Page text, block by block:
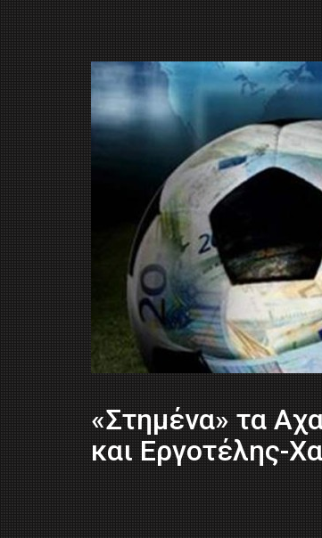
«Στημένα» τα
και Εργοτέλης-